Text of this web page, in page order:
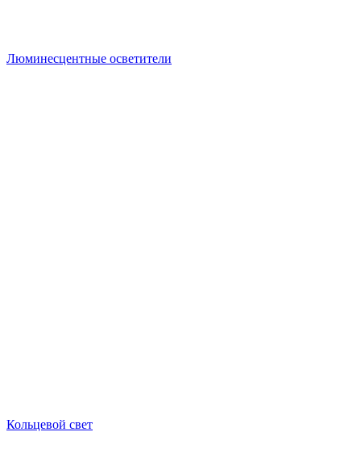
Люминесцентные осветители
Кольцевой свет